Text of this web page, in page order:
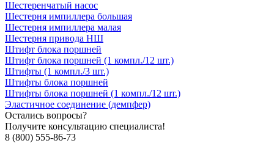
Шестеренчатый насос
Шестерня импиллера большая
Шестерня импиллера малая
Шестерня привода НШ
Штифт блока поршней
Штифт блока поршней (1 компл./12 шт.)
Штифты (1 компл./3 шт.)
Штифты блока поршней
Штифты блока поршней (1 компл./12 шт.)
Эластичное соединение (демпфер)
Остались вопросы?
Получите консультацию специалиста!
8 (800) 555-86-73